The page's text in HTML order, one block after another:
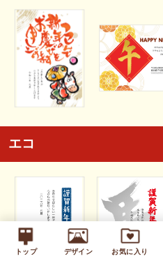
トップ デザイン お気に入り
エコ